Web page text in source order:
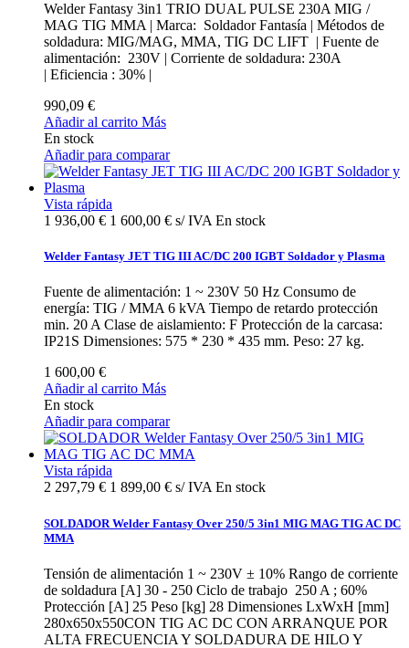
Welder Fantasy 3in1 TRIO DUAL PULSE 230A MIG /
MAG TIG MMA | Marca: Soldador Fantasía | Métodos de
soldadura: MIG/MAG, MMA, TIG DC LIFT | Fuente de
alimentación: 230V | Corriente de soldadura: 230A
| Eficiencia : 30% |
990,09 €
Añadir al carrito Más
En stock
Añadir para comparar
Vista rápida
1 936,00 € 1 600,00 € s/ IVA En stock
Welder Fantasy JET TIG III AC/DC 200 IGBT Soldador y Plasma
Fuente de alimentación: 1 ~ 230V 50 Hz Consumo de
energía: TIG / MMA 6 kVA Tiempo de retardo protección
min. 20 A Clase de aislamiento: F Protección de la carcasa:
IP21S Dimensiones: 575 * 230 * 435 mm. Peso: 27 kg.
1 600,00 €
Añadir al carrito Más
En stock
Añadir para comparar
Vista rápida
2 297,79 € 1 899,00 € s/ IVA En stock
SOLDADOR Welder Fantasy Over 250/5 3in1 MIG MAG TIG AC DC
MMA
Tensión de alimentación 1 ~ 230V ± 10% Rango de corriente
de soldadura [A] 30 - 250 Ciclo de trabajo 250 A ; 60%
Protección [A] 25 Peso [kg] 28 Dimensiones LxWxH [mm]
280x650x550CON TIG AC DC CON ARRANQUE POR
ALTA FRECUENCIA Y SOLDADURA DE HILO Y